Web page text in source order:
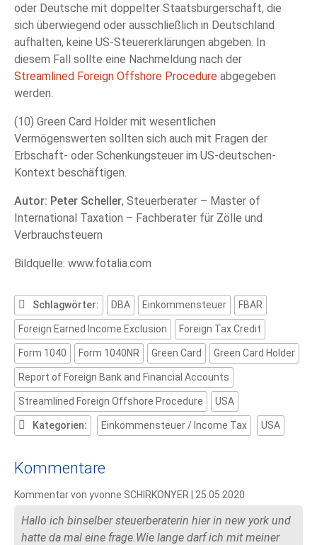
oder Deutsche mit doppelter Staatsbürgerschaft, die
sich überwiegend oder ausschließlich in Deutschland
aufhalten, keine US-Steuererklärungen abgeben. In
diesem Fall sollte eine Nachmeldung nach der
Streamlined Foreign Offshore Procedure abgegeben
werden.
(10) Green Card Holder mit wesentlichen
Vermögenswerten sollten sich auch mit Fragen der
Erbschaft- oder Schenkungsteuer im US-deutschen-
Kontext beschäftigen.
Autor: Peter Scheller, Steuerberater – Master of
International Taxation – Fachberater für Zölle und
Verbrauchsteuern
Bildquelle: www.fotalia.com
Schlagwörter: DBA Einkommensteuer FBAR
Foreign Earned Income Exclusion Foreign Tax Credit
Form 1040 Form 1040NR Green Card Green Card Holder
Report of Foreign Bank and Financial Accounts
Streamlined Foreign Offshore Procedure USA
Kategorien: Einkommensteuer / Income Tax USA
Kommentare
Kommentar von yvonne SCHIRKONYER | 25.05.2020
Hallo ich binselber steuerberaterin hier in new york und
hatte da mal eine frage.Wie lange darf ich mit meiner